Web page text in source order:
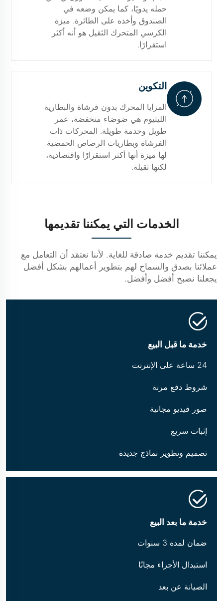
حمله يدويًا، كما يمكن وضعه في
الصندوق وأخذه على الطائرة. ميزة
الكرسي المتحرك الثقيل هو أنه أكثر
استقرارًا.
التكوين
المزايا المحرك بدون فرشاة والبطارية
الليثيوم هي ضوضاء منخفضة، عمر
طويل وخدمة طويلة. المحركات ذات
الفرشاة وبطاريات الرصاص الحمضية
لها ميزة أنها أكثر استقرارًا واقتصادية،
لكنها ثقيلة.
الخدمات التي يمكننا تقديمها
يمكننا تقديم خدمة صادقة للغاية. لأننا نعتقد أن التعامل مع
عملائنا بصدق والسماح لهم بتطوير أعمالهم بشكل أفضل
يجعلنا نصبح أفضل وأفضل.
خدمة ما قبل البيع
24 ساعة على الإنترنت
شروط دفع مرنة
صور فيديو مجانية
إثبات سريع
تصميم وتطوير نماذج جديدة
خدمة ما بعد البيع
ضمان لمدة 3 سنوات
استبدال الأجزاء مجانًا
الصيانة عن بعد